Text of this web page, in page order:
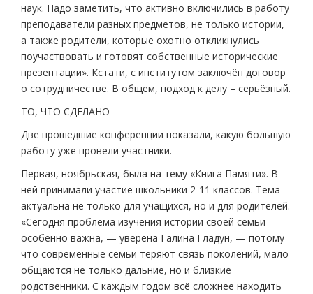
наук. Надо заметить, что активно включились в работу
преподаватели разных предметов, не только истории,
а также родители, которые охотно откликнулись
поучаствовать и готовят собственные исторические
презентации». Кстати, с институтом заключён договор
о сотрудничестве. В общем, подход к делу – серьёзный.
ТО, ЧТО СДЕЛАНО
Две прошедшие конференции показали, какую большую
работу уже провели участники.
Первая, ноябрьская, была на тему «Книга Памяти». В
ней принимали участие школьники 2-11 классов. Тема
актуальна не только для учащихся, но и для родителей.
«Сегодня проблема изучения истории своей семьи
особенно важна, — уверена Галина Гладун, — потому
что современные семьи теряют связь поколений, мало
общаются не только дальние, но и близкие
родственники. С каждым годом всё сложнее находить